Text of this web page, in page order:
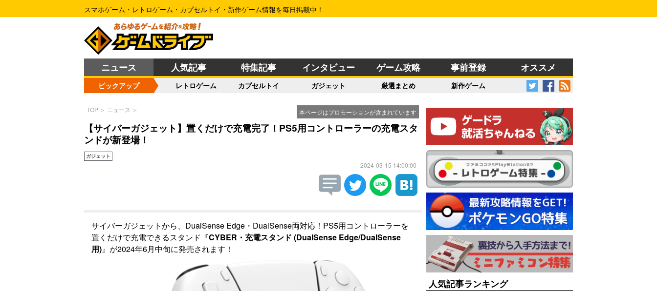
スマホゲーム・レトロゲーム・カプセルトイ・新作ゲーム情報を毎日掲載中！
ニュース 人気記事 特集記事 インタビュー ゲーム攻略 事前登録 オススメ
ピックアップ レトロゲーム カプセルトイ ガジェット 厳選まとめ 新作ゲーム
本ページはプロモーションが含まれています
TOP ＞ ニュース ＞
【サイバーガジェット】置くだけで充電完了！PS5用コントローラーの充電スタ
ンドが新登場！
ガジェット
2024-03-15 14:00:00
サイバーガジェットから、DualSense Edge・DualSense両対応！PS5用コントローラーを
置くだけで充電できるスタンド『CYBER・充電スタンド (DualSense Edge/DualSense
用)』が2024年6月中旬に発売されます！
人気記事ランキング